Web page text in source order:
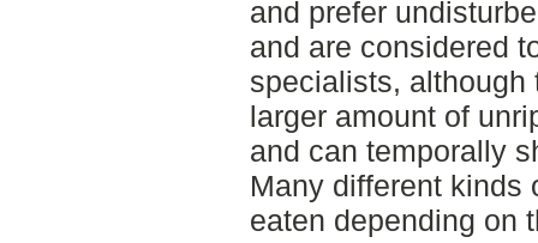
and prefer
and are considered
specialists, although
larger amount of
and can temporally
Many different kinds
eaten depending on